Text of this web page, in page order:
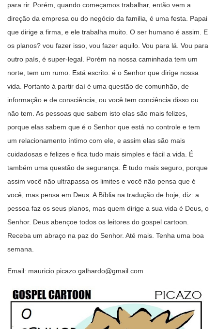
para rir. Porém, quando começamos trabalhar, então vem a
direção da empresa ou do negócio da familia, é uma festa. Papai
que dirige a firma, e ele trabalha muito. O ser humano é assim. E
os planos? vou fazer isso, vou fazer aquilo. Vou para lá. Vou para
outro país, é super-legal. Porém na nossa caminhada tem um
norte, tem um rumo. Está escrito: é o Senhor que dirige nossa
vida. Portanto à partir daí é uma questão de comunhão, de
informação e de consciência, ou você tem conciência disso ou
não tem. As pessoas que sabem isto elas são mais felizes,
porque elas sabem que é o Senhor que está no controle e tem
um relacionamento íntimo com ele, e assim elas são mais
cuidadosas e felizes e fica tudo mais simples e fácil a vida. É
também uma questão de segurança. É tudo mais seguro, porque
assim você não ultrapassa os limites e você não pensa que é
você, mas pensa em Deus. A Bíblia na tradução de hoje, diz: a
pessoa faz os seus planos, mas quem dirige a sua vida é Deus, o
Senhor. Deus abençoe todos os leitores do gospel cartoon.
Receba um abraço na paz do Senhor. Até mais. Tenha uma boa
semana.
Email: mauricio.picazo.galhardo@gmail.com